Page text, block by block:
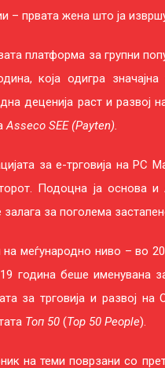
– првата жена што ја
платформа за групни
која одигра
деценија раст и развој
Asseco SEE (Payten).
за е-трговија на РС
Подоцна ја основа
залага за поголема
на меѓународно ниво – во
година беше именувана
за трговија и развој
Топ 50 (Top 50 People).
на теми поврзани со